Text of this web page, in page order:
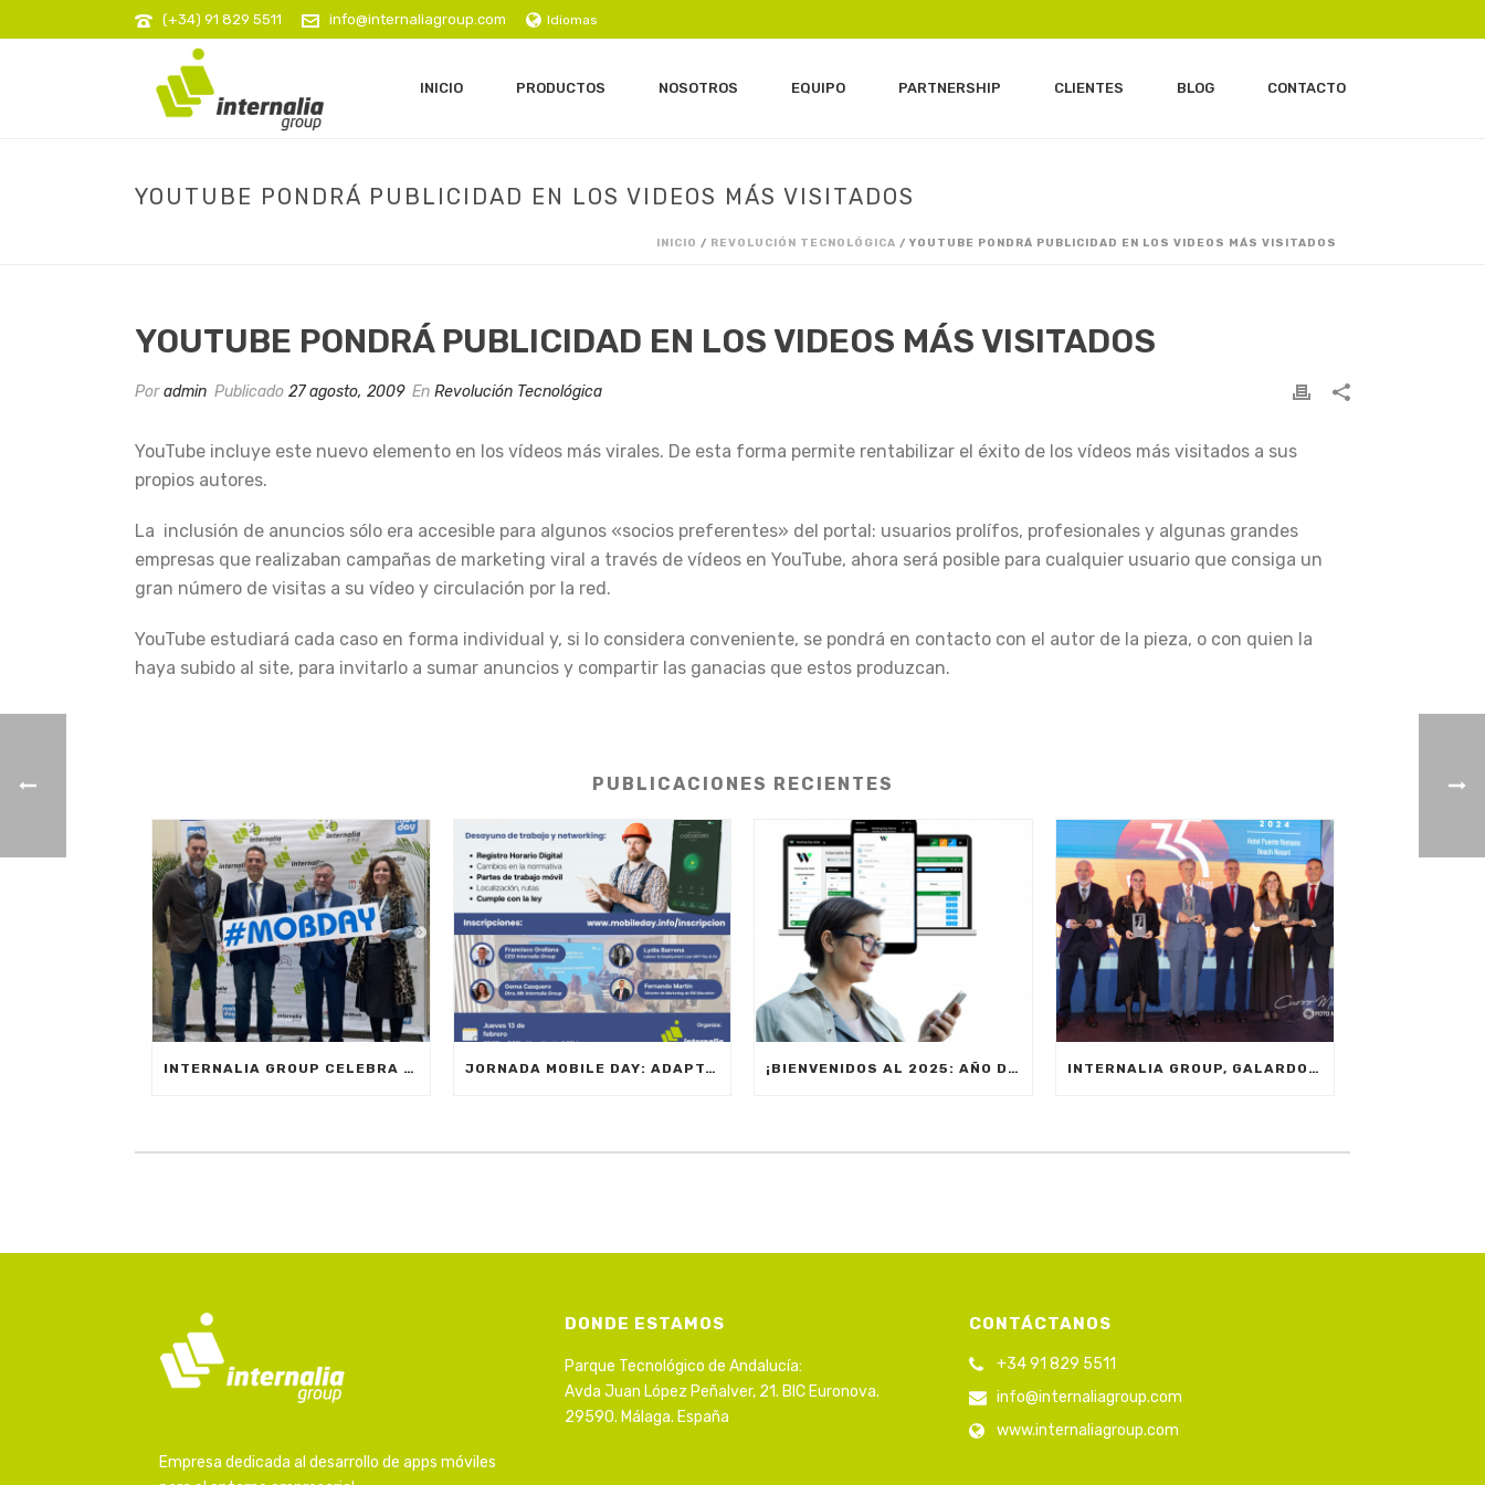
(+34) 91 829 5511 info@internaliagroup.com Idiomas
INICIO PRODUCTOS NOSOTROS EQUIPO PARTNERSHIP CLIENTES BLOG CONTACTO
YOUTUBE PONDRÁ PUBLICIDAD EN LOS VIDEOS MÁS VISITADOS
INICIO / REVOLUCIÓN TECNOLÓGICA / YOUTUBE PONDRÁ PUBLICIDAD EN LOS VIDEOS MÁS VISITADOS
YOUTUBE PONDRÁ PUBLICIDAD EN LOS VIDEOS MÁS VISITADOS
Poradmin Publicado 27 agosto, 2009 En Revolución Tecnológica
YouTube incluye este nuevo elemento en los vídeos más virales. De esta forma permite rentabilizar el éxito de los vídeos más visitados a sus
propios autores.
La inclusión de anuncios sólo era accesible para algunos «socios preferentes» del portal: usuarios prolífos, profesionales y algunas grandes
empresas que realizaban campañas de marketing viral a través de vídeos en YouTube, ahora será posible para cualquier usuario que consiga un
gran número de visitas a su vídeo y circulación por la red.
YouTube estudiará cada caso en forma individual y, si lo considera conveniente, se pondrá en contacto con el autor de la pieza, o con quien la
haya subido al site, para invitarlo a sumar anuncios y compartir las ganacias que estos produzcan.
PUBLICACIONES RECIENTES
INTERNALIA GROUP CELEBRA EL MOBILE DAY REGISTRO HORARIO EN MARBELLA JORNADA MOBILE DAY: ADAPTACIÓN NORMATIVA 2025 – OPTIMIZA LA GESTIÓN DE EQUIPOS EN MOVILIDAD ¡BIENVENIDOS AL 2025: AÑO DE NUEVAS METAS, INNOVACIÓN Y PRODUCTIVIDAD! INTERNALIA GROUP, GALARDONADA CON EL PREMIO A LA INNOVACIÓN EN LOS XXIV PREMIOS EMPRESARIALES CIT MARBELLA 2024
Empresa dedicada al desarrollo de apps móviles
DONDE ESTAMOS
Parque Tecnológico de Andalucía:
Avda Juan López Peñalver, 21. BIC Euronova.
29590. Málaga. España
CONTÁCTANOS
+34 91 829 5511
info@internaliagroup.com
www.internaliagroup.com